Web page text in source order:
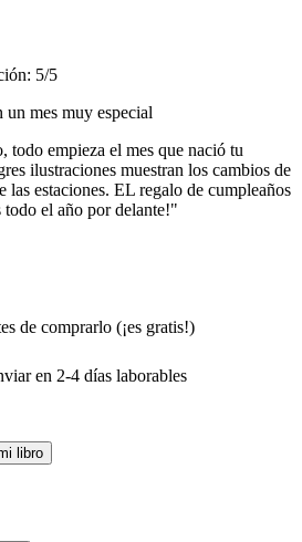
5/5
un mes muy especial
todo empieza el mes que nació tu
ilustraciones muestran los cambios de
las estaciones. EL regalo de cumpleaños
todo el año por delante!"
de comprarlo (¡es gratis!)
en 2-4 días laborables
libro